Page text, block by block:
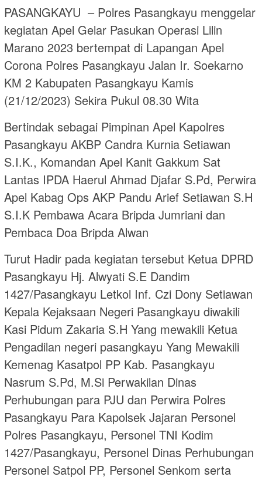
PASANGKAYU – Polres Pasangkayu menggelar
kegiatan Apel Gelar Pasukan Operasi Lilin
Marano 2023 bertempat di Lapangan Apel
Corona Polres Pasangkayu Jalan Ir. Soekarno
KM 2 Kabupaten Pasangkayu Kamis
(21/12/2023) Sekira Pukul 08.30 Wita
Bertindak sebagai Pimpinan Apel Kapolres
Pasangkayu AKBP Candra Kurnia Setiawan
S.I.K., Komandan Apel Kanit Gakkum Sat
Lantas IPDA Haerul Ahmad Djafar S.Pd, Perwira
Apel Kabag Ops AKP Pandu Arief Setiawan S.H
S.I.K Pembawa Acara Bripda Jumriani dan
Pembaca Doa Bripda Alwan
Turut Hadir pada kegiatan tersebut Ketua DPRD
Pasangkayu Hj. Alwyati S.E Dandim
1427/Pasangkayu Letkol Inf. Czi Dony Setiawan
Kepala Kejaksaan Negeri Pasangkayu diwakili
Kasi Pidum Zakaria S.H Yang mewakili Ketua
Pengadilan negeri pasangkayu Yang Mewakili
Kemenag Kasatpol PP Kab. Pasangkayu
Nasrum S.Pd, M.Si Perwakilan Dinas
Perhubungan para PJU dan Perwira Polres
Pasangkayu Para Kapolsek Jajaran Personel
Polres Pasangkayu, Personel TNI Kodim
1427/Pasangkayu, Personel Dinas Perhubungan
Personel Satpol PP, Personel Senkom serta